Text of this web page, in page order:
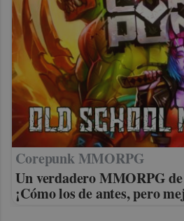
Corepunk MMORPG
Un verdadero MMORPG
¡Cómo los de antes, pero